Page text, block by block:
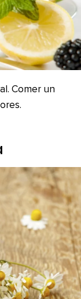
Comer un